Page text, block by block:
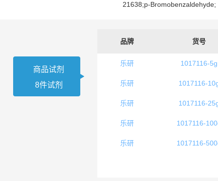
21638;p-Bromobenzaldehyde;
商品试剂
8件试剂
品牌 货号
乐研 1017116-5g
乐研 1017116-
乐研 1017116-
乐研 1017116-
乐研 1017116-